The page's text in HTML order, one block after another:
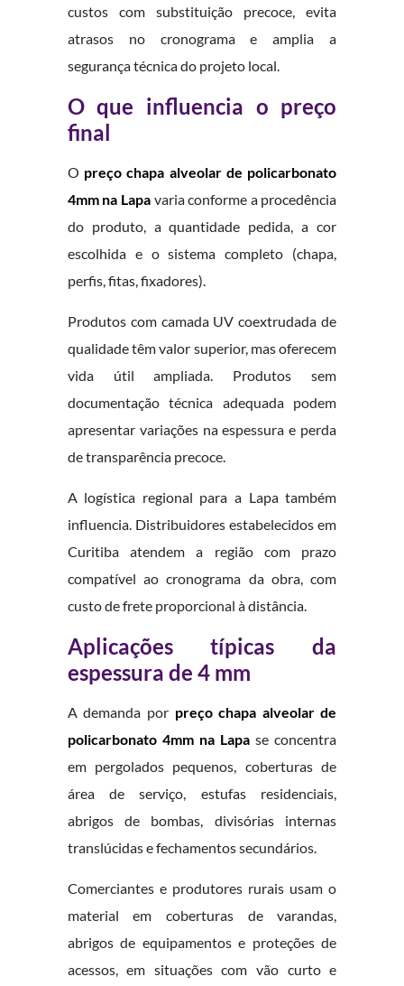
custos com substituição precoce, evita
atrasos no cronograma e amplia a
segurança técnica do projeto local.
O que influencia o preço
final
O preço chapa alveolar de policarbonato
4mm na Lapavaria conforme a procedência
do produto, a quantidade pedida, a cor
escolhida e o sistema completo (chapa,
perfis, fitas, fixadores).
Produtos com camada UV coextrudada de
qualidade têm valor superior, mas oferecem
vida útil ampliada. Produtos sem
documentação técnica adequada podem
apresentar variações na espessura e perda
de transparência precoce.
A logística regional para a Lapa também
influencia. Distribuidores estabelecidos em
Curitiba atendem a região com prazo
compatível ao cronograma da obra, com
custo de frete proporcional à distância.
Aplicações típicas da
espessura de 4 mm
A demanda por preço chapa alveolar de
policarbonato 4mm na Lapa se concentra
em pergolados pequenos, coberturas de
área de serviço, estufas residenciais,
abrigos de bombas, divisórias internas
translúcidas e fechamentos secundários.
Comerciantes e produtores rurais usam o
material em coberturas de varandas,
abrigos de equipamentos e proteções de
acessos, em situações com vão curto e